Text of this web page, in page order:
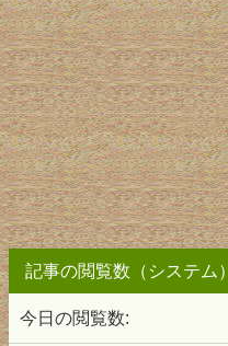
記事の閲覧数（システム）
今日の閲覧数: